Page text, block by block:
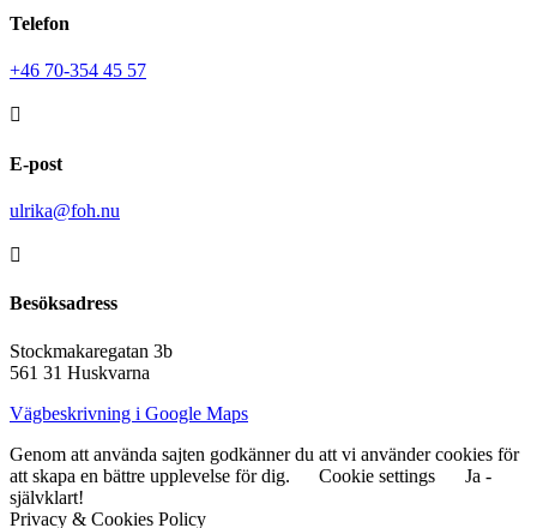
Telefon
‭+46 70-354 45 57‬

E-post
ulrika@foh.nu

Besöksadress
Stockmakaregatan 3b
561 31 Huskvarna
Vägbeskrivning i Google Maps
Genom att använda sajten godkänner du att vi använder cookies för
att skapa en bättre upplevelse för dig.
Cookie settings
Ja -
självklart!
Privacy & Cookies Policy